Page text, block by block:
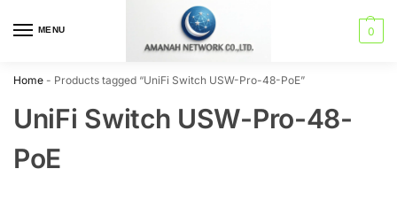
MENU 0
Home - Products tagged “UniFi Switch USW-Pro-48-PoE”
UniFi Switch USW-Pro-48-
PoE